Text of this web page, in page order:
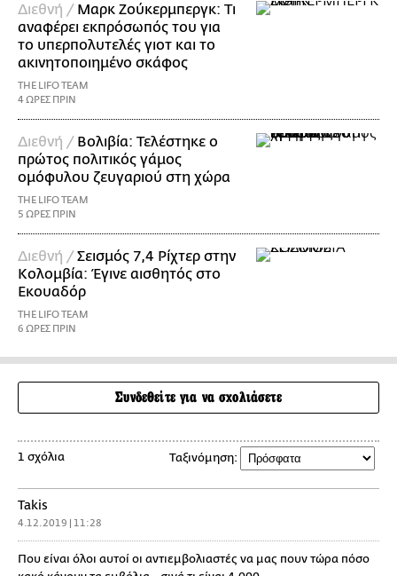
Διεθνή / Μαρκ Ζούκερμπεργκ: Τι
αναφέρει εκπρόσωπός του για
το υπερπολυτελές γιοτ και το
ακινητοποιημένο σκάφος
THE LIFO TEAM
4 ΩΡΕΣ ΠΡΙΝ
Διεθνή / Βολιβία: Τελέστηκε ο
πρώτος πολιτικός γάμος
ομόφυλου ζευγαριού στη χώρα
THE LIFO TEAM
5 ΩΡΕΣ ΠΡΙΝ
Διεθνή /Σεισμός 7,4 Ρίχτερ στην
Κολομβία: Έγινε αισθητός στο
Εκουαδόρ
THE LIFO TEAM
6 ΩΡΕΣ ΠΡΙΝ
Συνδεθείτε για να σχολιάσετε
1 σχόλια Ταξινόμηση:
Takis
4.12.2019 | 11:28
Που είναι όλοι αυτοί οι αντιεμβολιαστές να μας πουν τώρα πόσο